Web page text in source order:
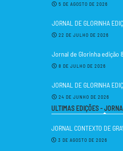
5 DE AGOSTO DE 2026
JORNAL DE GLORINHA
22 DE JULHO DE 2026
Jornal de Glorinha edição
8 DE JULHO DE 2026
JORNAL DE GLORINHA
24 DE JUNHO DE 2026
ULTIMAS EDIÇÕES -
JORNAL CONTEXTO DE
3 DE AGOSTO DE 2026